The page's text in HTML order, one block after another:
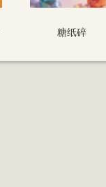
糖纸碎